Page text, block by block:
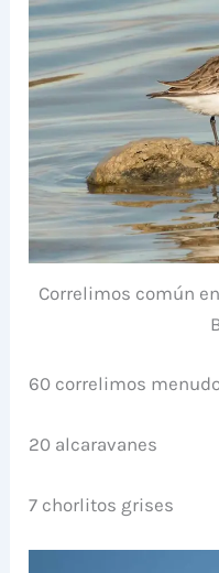
Correlimos común
60 correlimos
20 alcaravanes
7 chorlitos grises